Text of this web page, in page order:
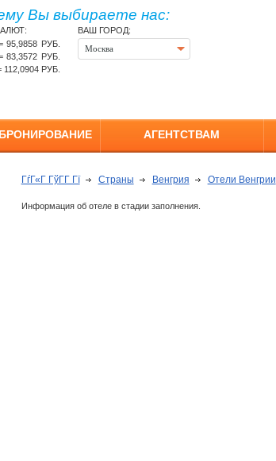
Вы выбираете нас:
95,9858 РУБ.
83,3572 РУБ.
112,0904 РУБ.
ВАШ ГОРОД:
Москва
АГЕНТСТВАМ
ГѓГ«Г ГўГ­Г Гї Страны Венгрия Отели Венгрии
Информация об отеле в стадии заполнения.